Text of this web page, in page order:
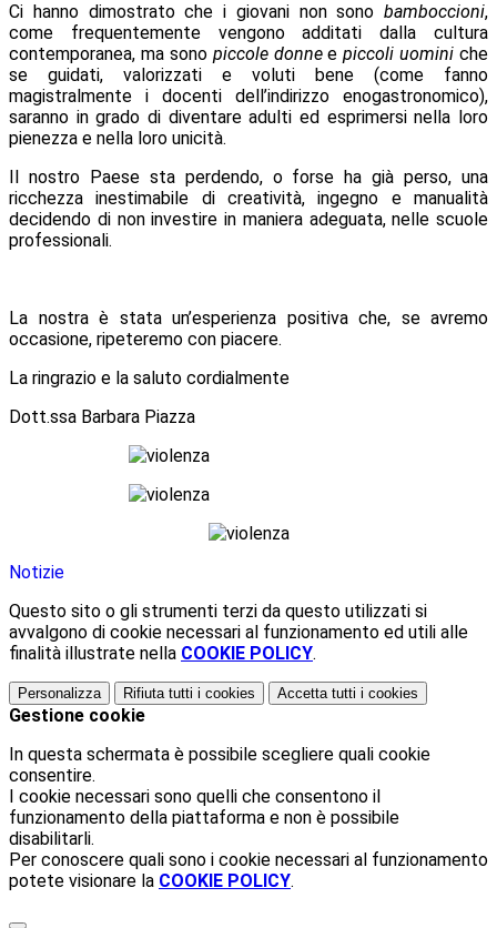
Ci hanno dimostrato che i giovani non sono bamboccioni,
come frequentemente vengono additati dalla cultura
contemporanea, ma sono piccole donneepiccoli uomini che
se guidati, valorizzati e voluti bene (come fanno
magistralmente i docenti dell’indirizzo enogastronomico),
saranno in grado di diventare adulti ed esprimersi nella loro
pienezza e nella loro unicità.
Il nostro Paese sta perdendo, o forse ha già perso, una
ricchezza inestimabile di creatività, ingegno e manualità
decidendo di non investire in maniera adeguata, nelle scuole
professionali.
La nostra è stata un’esperienza positiva che, se avremo
occasione, ripeteremo con piacere.
La ringrazio e la saluto cordialmente
Dott.ssa Barbara Piazza
Notizie
Questo sito o gli strumenti terzi da questo utilizzati si
avvalgono di cookie necessari al funzionamento ed utili alle
finalità illustrate nella COOKIE POLICY.
Personalizza Rifiuta tutti i cookies Accetta tutti i cookies
Gestione cookie
In questa schermata è possibile scegliere quali cookie
consentire.
I cookie necessari sono quelli che consentono il
funzionamento della piattaforma e non è possibile
disabilitarli.
Per conoscere quali sono i cookie necessari al funzionamento
potete visionare la COOKIE POLICY.